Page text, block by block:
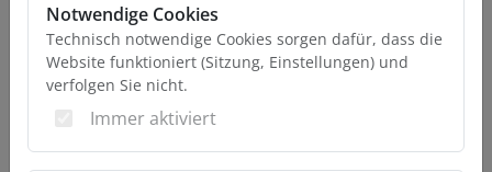
Notwendige Cookies
Technisch notwendige Cookies sorgen dafür, dass die
Website funktioniert (Sitzung, Einstellungen) und
verfolgen Sie nicht.
Immer aktiviert